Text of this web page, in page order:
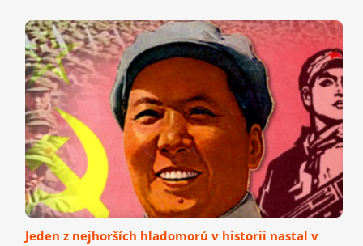
Jeden z nejhorších hladomorů v historii nastal v